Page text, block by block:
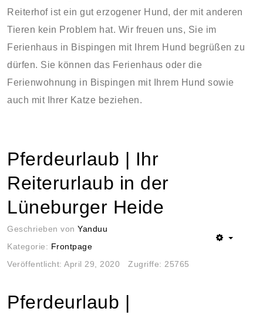
Reiterhof ist ein gut erzogener Hund, der mit anderen
Tieren kein Problem hat. Wir freuen uns, Sie im
Ferienhaus in Bispingen mit Ihrem Hund begrüßen zu
dürfen. Sie können das Ferienhaus oder die
Ferienwohnung in Bispingen mit Ihrem Hund sowie
auch mit Ihrer Katze beziehen.
Pferdeurlaub | Ihr
Reiterurlaub in der
Lüneburger Heide
Geschrieben von Yanduu
Kategorie: Frontpage
Veröffentlicht: April 29, 2020
Zugriffe: 25765
Pferdeurlaub |